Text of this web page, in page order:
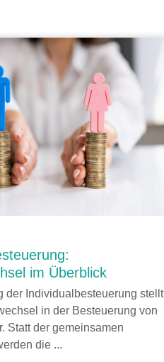
im Überblick
der Individualbesteuerung stellt
in der Besteuerung von
Statt der gemeinsamen
die ...